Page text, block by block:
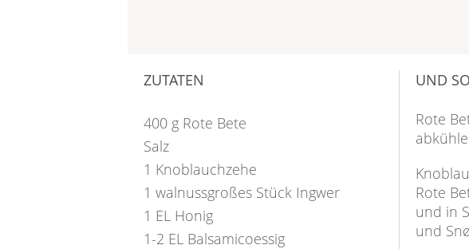
ZUTATEN
400 g Rote Bete
Salz
1 Knoblauchzehe
1 walnussgroßes Stück Ingwer
1 EL Honig
1-2 EL Balsamicoessig
UND
Rote
Rote
und in
und